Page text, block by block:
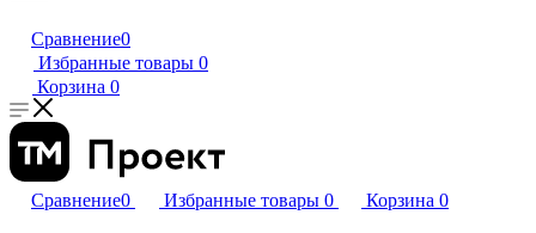
Сравнение0
Избранные товары 0
Корзина 0
Сравнение0 Избранные товары 0 Корзина 0